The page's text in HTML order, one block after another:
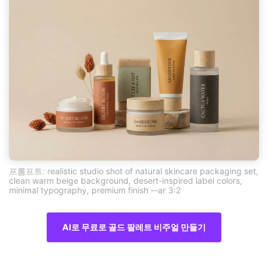
프롬프트: realistic studio shot of natural skincare packaging set,
clean warm beige background, desert-inspired label colors,
minimal typography, premium finish --ar 3:2
AI로 무료로 골드 팔레트 비주얼 만들기